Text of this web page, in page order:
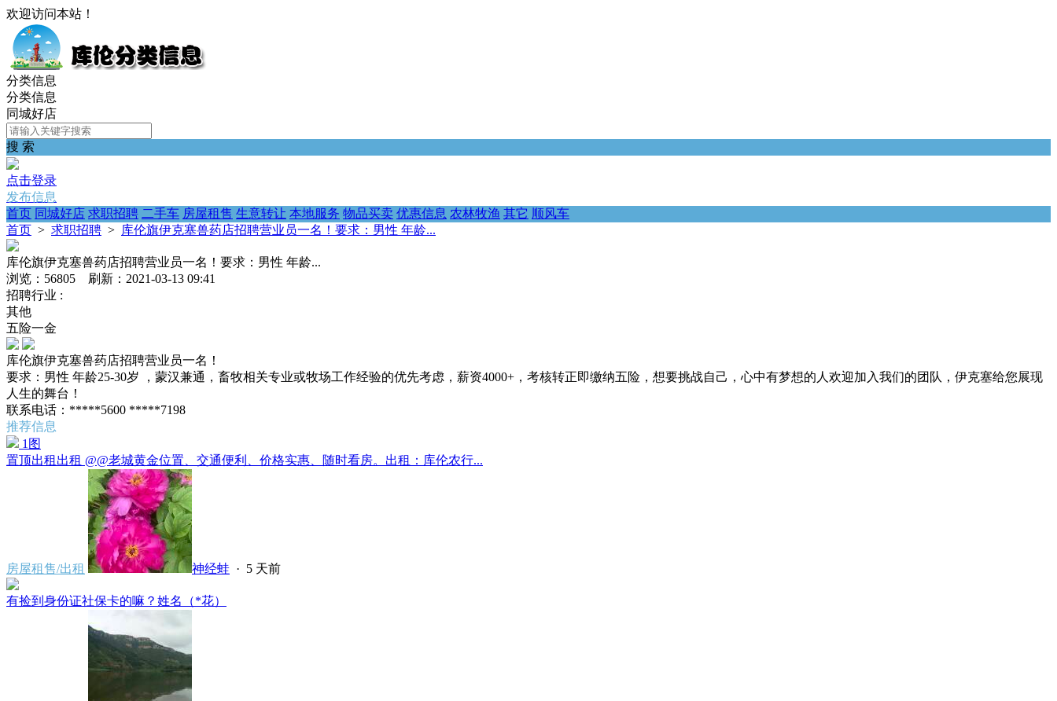
欢迎访问本站！
分类信息
分类信息
同城好店
搜 索
点击登录
发布信息
首页 同城好店 求职招聘 二手车 房屋租售 生意转让 本地服务 物品买卖 优惠信息 农林牧渔 其它 顺风车
首页 > 求职招聘 > 库伦旗伊克塞兽药店招聘营业员一名！要求：男性 年龄...
库伦旗伊克塞兽药店招聘营业员一名！要求：男性 年龄...
浏览：56805 刷新：2021-03-13 09:41
招聘行业 :
其他
五险一金
库伦旗伊克塞兽药店招聘营业员一名！
要求：男性 年龄25-30岁 ，蒙汉兼通，畜牧相关专业或牧场工作经验的优先考虑，薪资4000+，考核转正即缴纳五险，想要挑战自己，心中有梦想的人欢迎加入我们的团队，伊克塞给您展现
人生的舞台！
联系电话：*****5600 *****7198
推荐信息
1图
置顶出租出租 @@老城黄金位置、交通便利、价格实惠、随时看房。出租：库伦农行...
房屋租售/出租 神经蛙 · 5 天前
有捡到身份证社保卡的嘛？姓名（*花）